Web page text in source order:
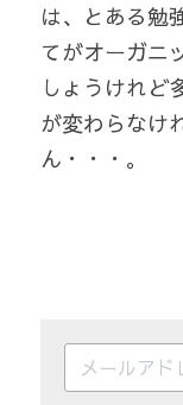
は、とある勉
てがオーガニ
しょうけれど
が変わらなけ
ん・・・。